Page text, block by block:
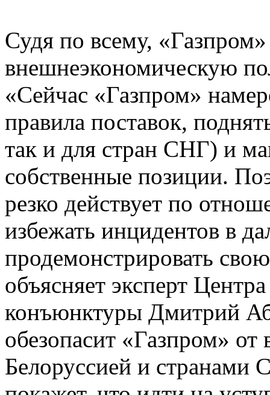
Судя по всему,
внешнеэкономическую
«Сейчас «Газпром»
правила поставок,
так и для стран СНГ) и
собственные позиции.
резко действует по
избежать инцидентов в
продемонстрировать
объясняет эксперт
конъюнктуры Дмитрий
обезопасит «Газпром» от
Белоруссией и странами